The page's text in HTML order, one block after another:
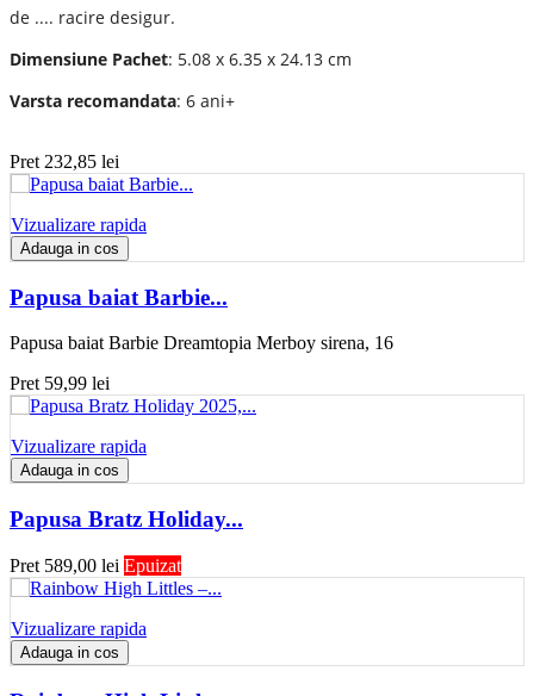
de .... racire desigur.
Dimensiune Pachet: 5.08 x 6.35 x 24.13 cm
Varsta recomandata: 6 ani+
Pret 232,85 lei
Vizualizare rapida
Adauga in cos
Papusa baiat Barbie...
Papusa baiat Barbie Dreamtopia Merboy sirena, 16
Pret 59,99 lei
Vizualizare rapida
Adauga in cos
Papusa Bratz Holiday...
Pret 589,00 lei Epuizat
Vizualizare rapida
Adauga in cos